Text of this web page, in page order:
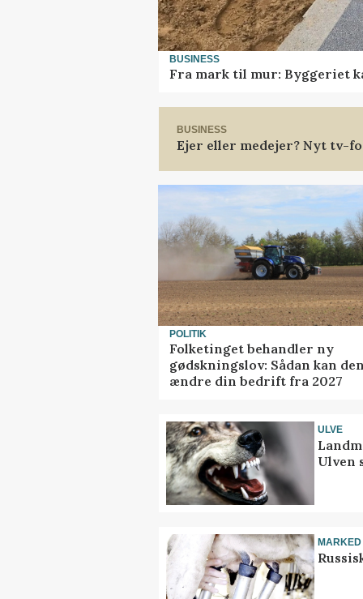
BUSINESS
Fra mark til mur: Byggeriet
BUSINESS
Ejer eller medejer? Nyt tv-
POLITIK
Folketinget behandler ny
gødskningslov: Sådan kan
ændre din bedrift fra 2027
ULVE
Ulven
MARKED